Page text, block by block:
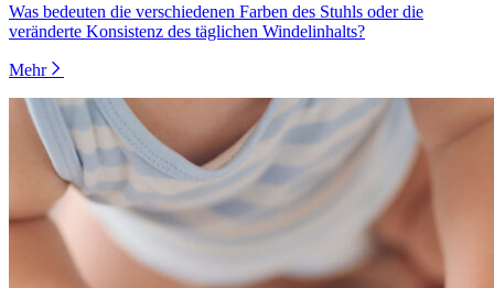
Was bedeuten die verschiedenen Farben des Stuhls oder die
veränderte Konsistenz des täglichen Windelinhalts?
Mehr